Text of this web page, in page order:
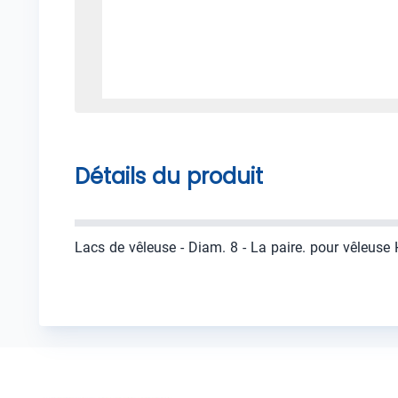
Détails du produit
Lacs de vêleuse - Diam. 8 - La paire. pour vêleuse